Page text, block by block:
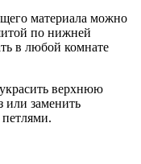
материала можно
по нижней
в любой комнате
верхнюю
или заменить